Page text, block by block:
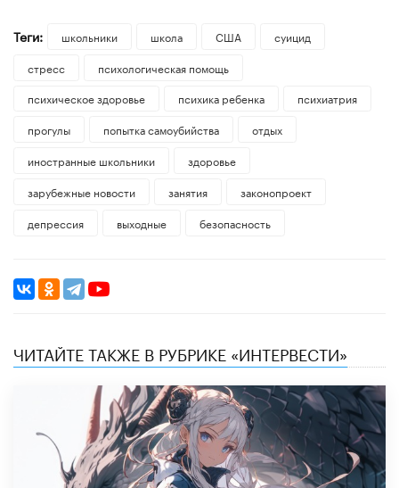
Теги: школьники школа США
суицид
стресс
психологическая помощь
психическое здоровье
психика ребенка
психиатрия
прогулы
попытка самоубийства
отдых
иностранные школьники
здоровье
зарубежные новости
занятия
законопроект
депрессия
выходные безопасность
ЧИТАЙТЕ ТАКЖЕ В РУБРИКЕ «ИНТЕРВЕСТИ»